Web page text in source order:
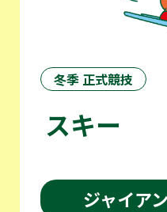
冬季 正式競技
スキー
ジャイア